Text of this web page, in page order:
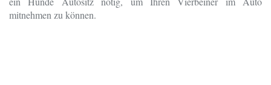
mitnehmen zu können.